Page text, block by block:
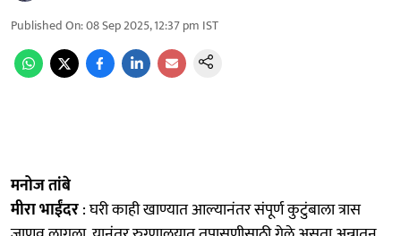
Published On:08 Sep 2025, 12:37 pm IST
मनोज तांबे
मीरा भाईंदर: घरी काही खाण्यात आल्यानंतर संपूर्ण कुटुंबाला त्रास